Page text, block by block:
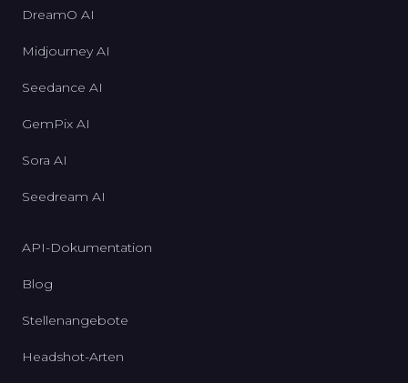
DreamO AI
Midjourney AI
Seedance AI
GemPix AI
Sora AI
Seedream AI
API-Dokumentation
Blog
Stellenangebote
Headshot-Arten